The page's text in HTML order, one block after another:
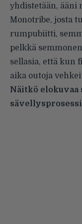
yhdistetään, ääni
Monotribe, josta
rumpubiitti,
pelkkä
sellasia, että kun
aika outoja
Näitkö